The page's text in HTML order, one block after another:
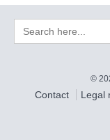
Search
for:
©
Contact Legal